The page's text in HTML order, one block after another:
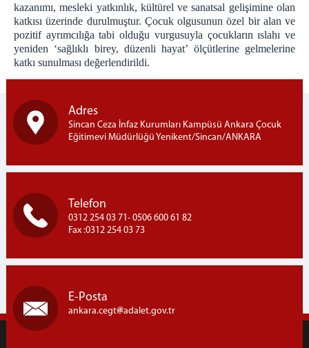
Vardiya Birimleri
Grup Liderliği
DİĞER BİRİMLER
İşyurdu Servisi (İşyurtları Hizmetleri)
İnfaz Birimi
Emanet Eşya Birimi
Emanet Para Birimi
Genel Bütçe Birimi (Ambar)
Mektup Okuma Birimi
kazanımı, mesleki yatkınlık, kültürel ve sanatsal gelişimine olan
katkısı üzerinde durulmuştur. Çocuk olgusunun özel bir alan ve
pozitif ayrımcılığa tabi olduğu vurgusuyla çocukların ıslahı ve
yeniden ‘sağlıklı birey, düzenli hayat’ ölçütlerine gelmelerine
katkı sunulması değerlendirildi.
Adres
Sincan Ceza İnfaz Kurumları Kampüsü Ankara Çocuk
Eğitimevi Müdürlüğü Yenikent/Sincan/ANKARA
Telefon
0312 254 03 71- 0506 600 61 82
Fax :0312 254 03 73
E-Posta
ankara.cegt adalet.gov.tr